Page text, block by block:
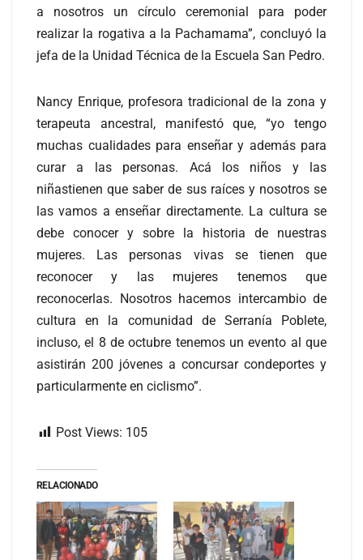
a nosotros un círculo ceremonial para poder
realizar la rogativa a la Pachamama”, concluyó la
jefa de la Unidad Técnica de la Escuela San Pedro.
Nancy Enrique, profesora tradicional de la zona y
terapeuta ancestral, manifestó que, “yo tengo
muchas cualidades para enseñar y además para
curar a las personas. Acá los niños y las
niñastienen que saber de sus raíces y nosotros se
las vamos a enseñar directamente. La cultura se
debe conocer y sobre la historia de nuestras
mujeres. Las personas vivas se tienen que
reconocer y las mujeres tenemos que
reconocerlas. Nosotros hacemos intercambio de
cultura en la comunidad de Serranía Poblete,
incluso, el 8 de octubre tenemos un evento al que
asistirán 200 jóvenes a concursar condeportes y
particularmente en ciclismo”.
Post Views: 105
RELACIONADO